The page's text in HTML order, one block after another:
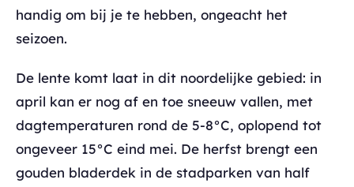
handig om bij je te hebben, ongeacht het
seizoen.
De lente komt laat in dit noordelijke gebied: in
april kan er nog af en toe sneeuw vallen, met
dagtemperaturen rond de 5-8°C, oplopend tot
ongeveer 15°C eind mei. De herfst brengt een
gouden bladerdek in de stadparken van half